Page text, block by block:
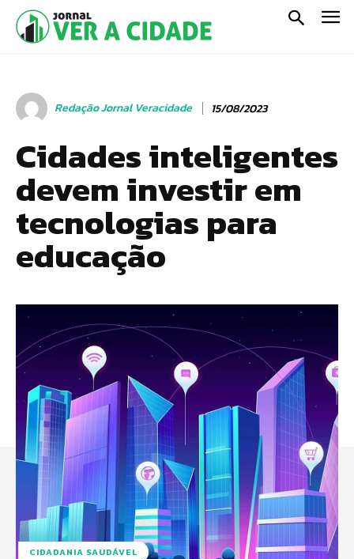
Redação Jornal Veracidade 15/08/2023
Cidades inteligentes
devem investir em
tecnologias para
educação
CIDADANIA SAUDÁVEL